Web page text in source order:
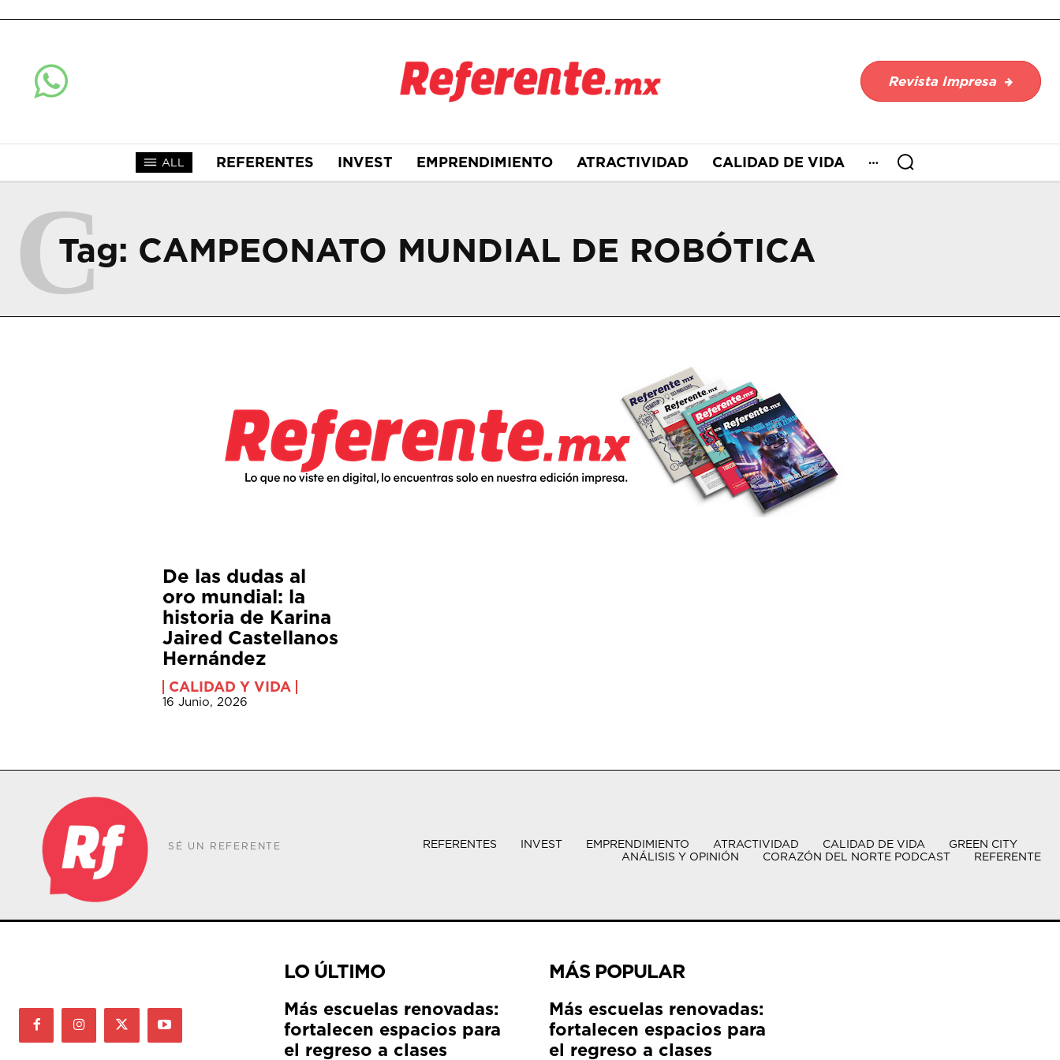
Revista Impresa
ALL REFERENTES INVEST EMPRENDIMIENTO ATRACTIVIDAD CALIDAD DE VIDA
Tag: CAMPEONATO MUNDIAL DE ROBÓTICA
C
De las dudas al
oro mundial: la
historia de Karina
Jaired Castellanos
Hernández
CALIDAD Y VIDA
16 Junio, 2026
SÉ UN REFERENTE REFERENTES INVEST EMPRENDIMIENTO ATRACTIVIDAD CALIDAD DE VIDA
GREEN CITY
ANÁLISIS Y OPINIÓN
CORAZÓN DEL NORTE PODCAST REFERENTE
LO ÚLTIMO
Más escuelas renovadas:
fortalecen espacios para
el regreso a clases
MÁS POPULAR
Más escuelas renovadas:
fortalecen espacios para
el regreso a clases